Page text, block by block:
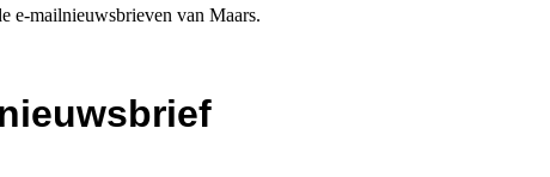
e-mailnieuwsbrieven van Maars.